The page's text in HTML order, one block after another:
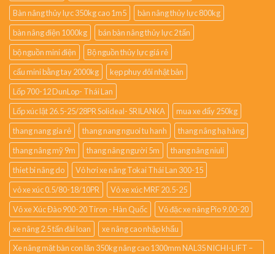
Bàn nâng thủy lực 350kg cao 1m5
bàn nâng thủy lực 800kg
bàn nâng điện 1000kg
bán bàn nâng thủy lực 2 tấn
bộ nguồn mini điện
Bộ nguồn thủy lực giá rẻ
cẩu mini bằng tay 2000kg
kẹp phuy đôi nhật bản
Lốp 700-12 DunLop- Thái Lan
Lốp xúc lật 26.5-25/28PR Solideal- SRILANKA
mua xe đẩy 250kg
thang nang gia rẻ
thang nang nguoi tu hanh
thang nâng hạ hàng
thang nâng mỹ 9m
thang nâng người 5m
thang nâng niuli
thiet bi nâng do
Vỏ hơi xe nâng Tokai Thái Lan 300-15
vỏ xe xúc 0.5/80-18/10PR
Vỏ xe xúc MRF 20.5-25
Vỏ xe Xúc Đào 900-20 Tiron - Hàn Quốc
Vỏ đặc xe nâng Pio 9.00-20
xe nâng 2.5 tấn đài loan
xe nâng cao nhập khẩu
Xe nâng mặt bàn con lăn 350kg nâng cao 1300mm NAL35 NICHI-LIFT –